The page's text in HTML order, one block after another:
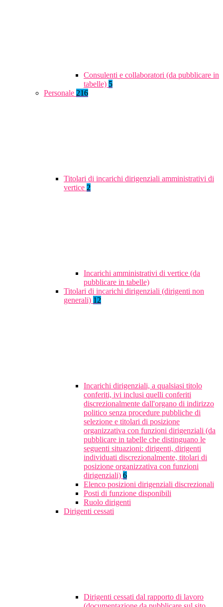
Consulenti e collaboratori (da pubblicare in
tabelle) 5
Personale 216
Titolari di incarichi dirigenziali amministrativi di
vertice 2
Incarichi amministrativi di vertice (da
pubblicare in tabelle)
Titolari di incarichi dirigenziali (dirigenti non
generali) 12
Incarichi dirigenziali, a qualsiasi titolo
conferiti, ivi inclusi quelli conferiti
discrezionalmente dall'organo di indirizzo
politico senza procedure pubbliche di
selezione e titolari di posizione
organizzativa con funzioni dirigenziali (da
pubblicare in tabelle che distinguano le
seguenti situazioni: dirigenti, dirigenti
individuati discrezionalmente, titolari di
posizione organizzativa con funzioni
dirigenziali) 6
Elenco posizioni dirigenziali discrezionali
Posti di funzione disponibili
Ruolo dirigenti
Dirigenti cessati
Dirigenti cessati dal rapporto di lavoro